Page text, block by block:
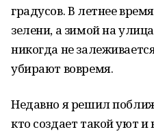
градусов. В летнее
зелени, а зимой на
никогда не
убирают вовремя.
Недавно я решил
кто создает такой уют и